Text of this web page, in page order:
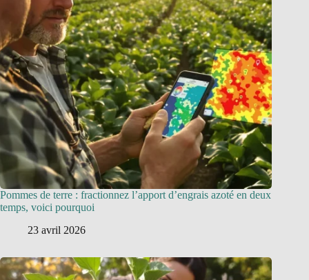
Pommes de terre : fractionnez l’apport d’engrais azoté en deux
temps, voici pourquoi
23 avril 2026